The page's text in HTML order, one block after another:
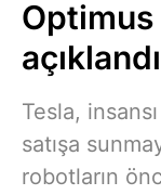
Optimus
açıklandı
Tesla,
satışa
robotların